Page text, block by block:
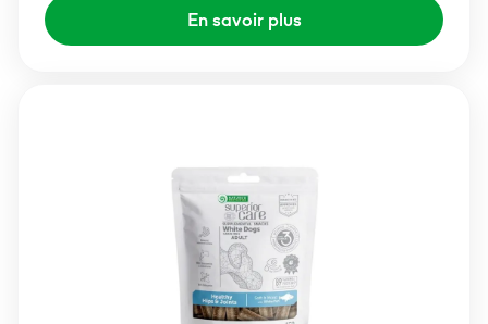
En savoir plus